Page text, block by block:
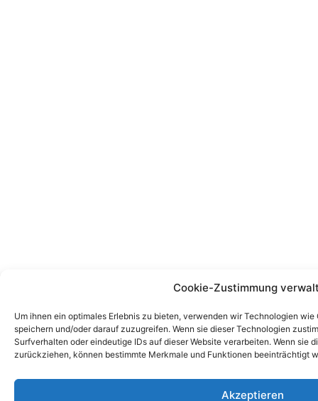
Cookie-Zustimmung
Um ihnen ein optimales Erlebnis zu bieten, verwenden wir Technologien
speichern und/oder darauf zuzugreifen. Wenn sie dieser Technologien
Surfverhalten oder eindeutige IDs auf dieser Website verarbeiten. Wenn sie
zurückziehen, können bestimmte Merkmale und Funktionen beeinträchtigt
Akzeptieren